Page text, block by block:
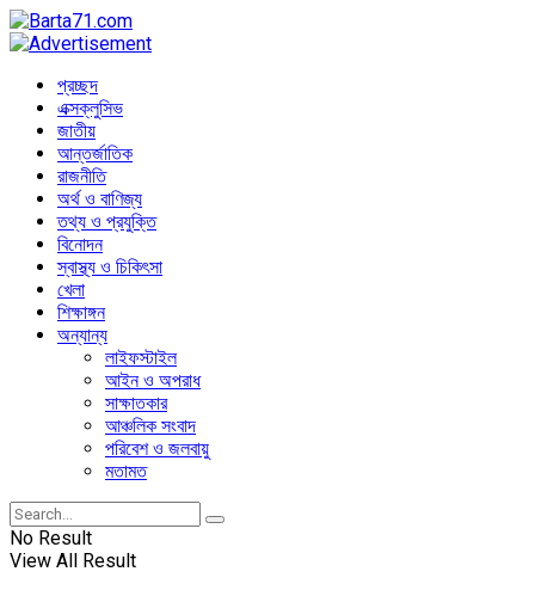
প্রচ্ছদ
এক্সক্লুসিভ
জাতীয়
আন্তর্জাতিক
রাজনীতি
অর্থ ও বাণিজ্য
তথ্য ও প্রযুক্তি
বিনোদন
স্বাস্থ্য ও চিকিৎসা
খেলা
শিক্ষাঙ্গন
অন্যান্য
লাইফস্টাইল
আইন ও অপরাধ
সাক্ষাতকার
আঞ্চলিক সংবাদ
পরিবেশ ও জলবায়ু
মতামত
No Result
View All Result